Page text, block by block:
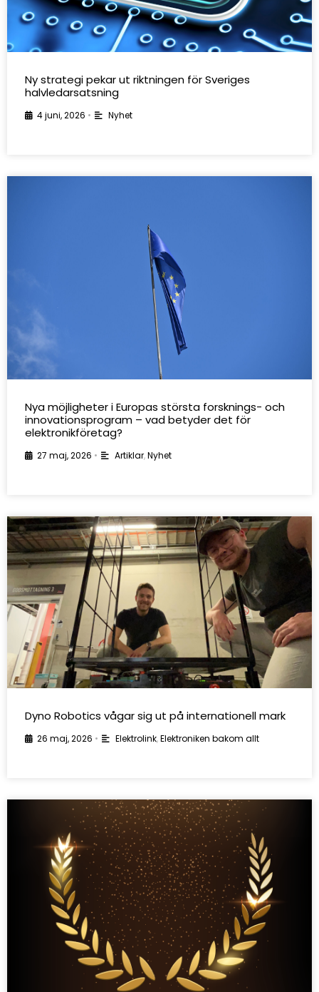
Ny strategi pekar ut riktningen för Sveriges
halvledarsatsning
4 juni, 2026 • Nyhet
Nya möjligheter i Europas största forsknings- och
innovationsprogram – vad betyder det för
elektronikföretag?
27 maj, 2026 • Artiklar,Nyhet
Dyno Robotics vågar sig ut på internationell mark
26 maj, 2026 • Elektrolink,Elektroniken bakom allt